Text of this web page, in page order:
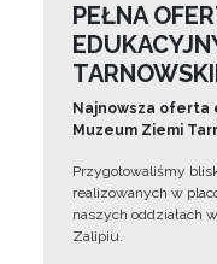
PEŁNA
Najnowsza oferta
Muzeum Ziemi
Przygotowaliśmy
realizowanych w
naszych oddziałach
Zalipiu.